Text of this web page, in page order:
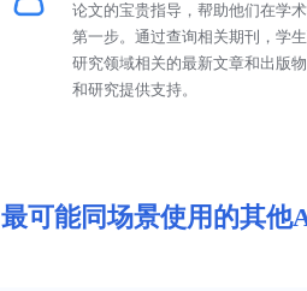
论文的宝贵指导，帮助他们在学
第一步。通过查询相关期刊，学
研究领域相关的最新文章和出版
和研究提供支持。
最可能同场景使用的其他